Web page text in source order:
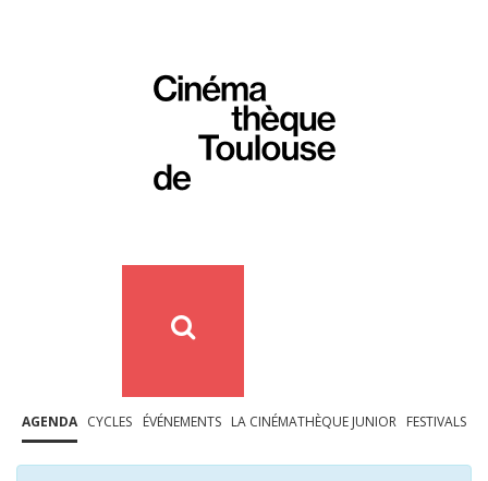
AGENDA CYCLES ÉVÉNEMENTS LA CINÉMATHÈQUE JUNIOR FESTIVALS